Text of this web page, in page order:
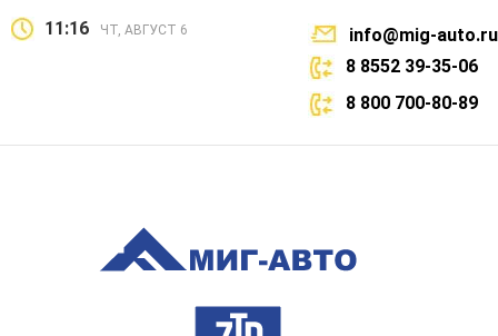
11:16 ЧТ, АВГУСТ 6
info@mig-auto.ru
8 8552 39-35-06
8 800 700-80-89